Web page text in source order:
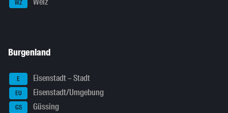
WZ
Burgenland
E Eisenstadt – Stadt
EU Eisenstadt/Umgebung
GS Güssing